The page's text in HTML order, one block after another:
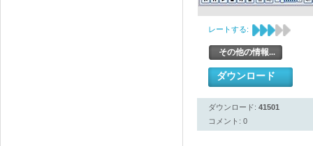
レートする:
その他の情報...
ダウンロード
ダウンロード: 41501
コメント: 0